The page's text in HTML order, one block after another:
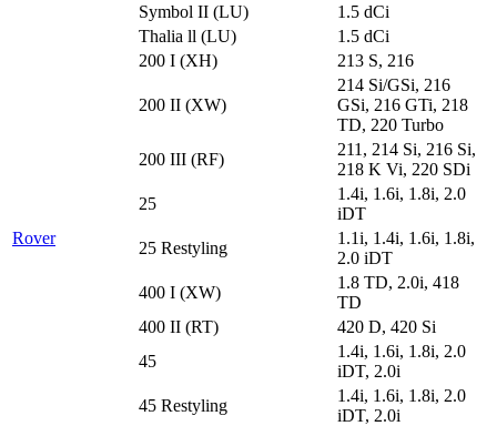
Symbol II (LU)
1.5 dCi
Thalia ll (LU)
1.5 dCi
Rover
200 I (XH) 213 S, 216
200 II (XW)
214 Si/GSi, 216
GSi, 216 GTi, 218
TD, 220 Turbo
200 III (RF)
211, 214 Si, 216 Si,
218 K Vi, 220 SDi
25
1.4i, 1.6i, 1.8i, 2.0
iDT
25 Restyling
1.1i, 1.4i, 1.6i, 1.8i,
2.0 iDT
400 I (XW)
1.8 TD, 2.0i, 418
TD
400 II (RT)
420 D, 420 Si
45
1.4i, 1.6i, 1.8i, 2.0
iDT, 2.0i
45 Restyling
1.4i, 1.6i, 1.8i, 2.0
iDT, 2.0i